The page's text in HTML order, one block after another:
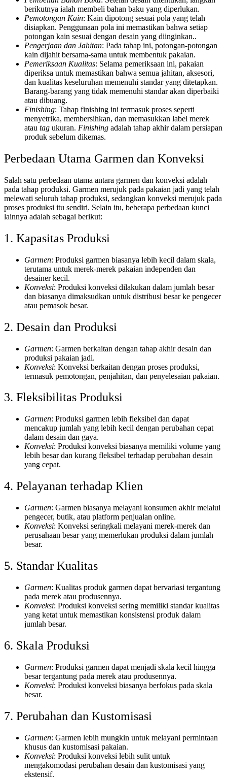
berikutnya ialah membeli bahan baku yang diperlukan.
Pemotongan Kain: Kain dipotong sesuai pola yang telah
disiapkan. Penggunaan pola ini memastikan bahwa setiap
potongan kain sesuai dengan desain yang diinginkan..
Pengerjaan dan Jahitan: Pada tahap ini, potongan-potongan
kain dijahit bersama-sama untuk membentuk pakaian.
Pemeriksaan Kualitas: Selama pemeriksaan ini, pakaian
diperiksa untuk memastikan bahwa semua jahitan, aksesori,
dan kualitas keseluruhan memenuhi standar yang ditetapkan.
Barang-barang yang tidak memenuhi standar akan diperbaiki
atau dibuang.
Finishing: Tahap finishing ini termasuk proses seperti
menyetrika, membersihkan, dan memasukkan label merek
atau tag ukuran. Finishing adalah tahap akhir dalam persiapan
produk sebelum dikemas.
Perbedaan Utama Garmen dan Konveksi
Salah satu perbedaan utama antara garmen dan konveksi adalah
pada tahap produksi. Garmen merujuk pada pakaian jadi yang telah
melewati seluruh tahap produksi, sedangkan konveksi merujuk pada
proses produksi itu sendiri. Selain itu, beberapa perbedaan kunci
lainnya adalah sebagai berikut:
1. Kapasitas Produksi
Garmen: Produksi garmen biasanya lebih kecil dalam skala,
terutama untuk merek-merek pakaian independen dan
desainer kecil.
Konveksi: Produksi konveksi dilakukan dalam jumlah besar
dan biasanya dimaksudkan untuk distribusi besar ke pengecer
atau pemasok besar.
2. Desain dan Produksi
Garmen: Garmen berkaitan dengan tahap akhir desain dan
produksi pakaian jadi.
Konveksi: Konveksi berkaitan dengan proses produksi,
termasuk pemotongan, penjahitan, dan penyelesaian pakaian.
3. Fleksibilitas Produksi
Garmen: Produksi garmen lebih fleksibel dan dapat
mencakup jumlah yang lebih kecil dengan perubahan cepat
dalam desain dan gaya.
Konveksi: Produksi konveksi biasanya memiliki volume yang
lebih besar dan kurang fleksibel terhadap perubahan desain
yang cepat.
4. Pelayanan terhadap Klien
Garmen: Garmen biasanya melayani konsumen akhir melalui
pengecer, butik, atau platform penjualan online.
Konveksi: Konveksi seringkali melayani merek-merek dan
perusahaan besar yang memerlukan produksi dalam jumlah
besar.
5. Standar Kualitas
Garmen: Kualitas produk garmen dapat bervariasi tergantung
pada merek atau produsennya.
Konveksi: Produksi konveksi sering memiliki standar kualitas
yang ketat untuk memastikan konsistensi produk dalam
jumlah besar.
6. Skala Produksi
Garmen: Produksi garmen dapat menjadi skala kecil hingga
besar tergantung pada merek atau produsennya.
Konveksi: Produksi konveksi biasanya berfokus pada skala
besar.
7. Perubahan dan Kustomisasi
Garmen: Garmen lebih mungkin untuk melayani permintaan
khusus dan kustomisasi pakaian.
Konveksi: Produksi konveksi lebih sulit untuk
mengakomodasi perubahan desain dan kustomisasi yang
ekstensif.